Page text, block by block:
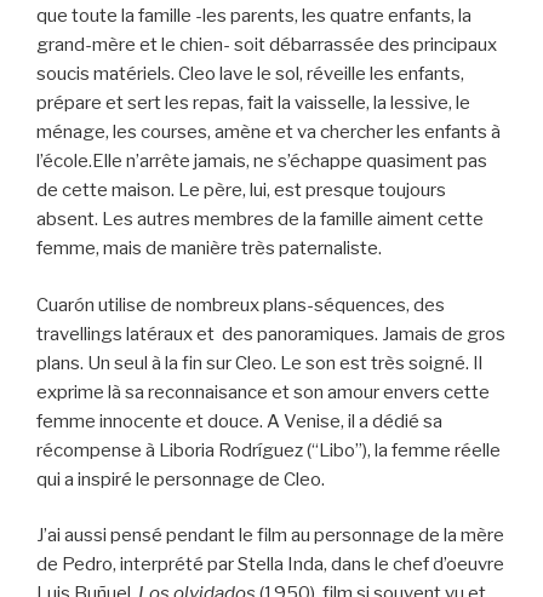
que toute la famille -les parents, les quatre enfants, la
grand-mère et le chien- soit débarrassée des principaux
soucis matériels. Cleo lave le sol, réveille les enfants,
prépare et sert les repas, fait la vaisselle, la lessive, le
ménage, les courses, amène et va chercher les enfants à
l’école.Elle n’arrête jamais, ne s’échappe quasiment pas
de cette maison. Le père, lui, est presque toujours
absent. Les autres membres de la famille aiment cette
femme, mais de manière très paternaliste.
Cuarón utilise de nombreux plans-séquences, des
travellings latéraux et des panoramiques. Jamais de gros
plans. Un seul à la fin sur Cleo. Le son est très soigné. Il
exprime là sa reconnaisance et son amour envers cette
femme innocente et douce. A Venise, il a dédié sa
récompense à Liboria Rodríguez (“Libo”), la femme réelle
qui a inspiré le personnage de Cleo.
J’ai aussi pensé pendant le film au personnage de la mère
de Pedro, interprété par Stella Inda, dans le chef d’oeuvre